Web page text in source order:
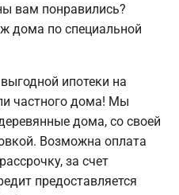
вам понравились?
дома по специальной
ипотеки на
частного дома! Мы
дома, со своей
Возможна оплата
за счет
предоставляется